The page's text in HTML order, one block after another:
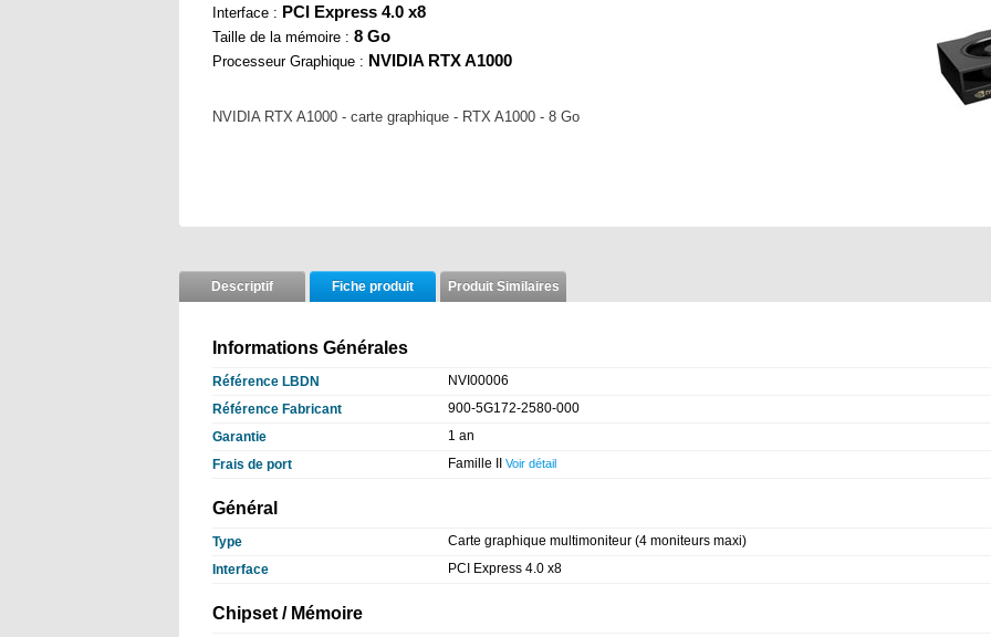
Interface : PCI Express 4.0 x8
Taille de la mémoire : 8 Go
Processeur Graphique : NVIDIA RTX A1000
NVIDIA RTX A1000 - carte graphique - RTX A1000 - 8 Go
Descriptif Fiche produit Produit Similaires
Informations Générales
Référence LBDN
NVI00006
Référence Fabricant
900-5G172-2580-000
Garantie
1 an
Frais de port
Famille II Voir détail
Général
Type
Carte graphique multimoniteur (4 moniteurs maxi)
Interface
PCI Express 4.0 x8
Chipset / Mémoire